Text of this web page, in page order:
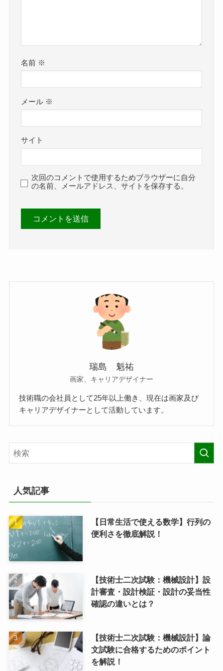
名前 ※
メール ※
サイト
次回のコメントで使用するためブラウザーに自分
の名前、メールアドレス、サイトを保存する。
瑞島 魁祐
画家、キャリアデザイナー
技術職の会社員として25年以上働き、現在は画家及び
キャリアデザイナーとして活動しています。
人気記事
【日常生活で使える数学】行列の
便利さを徹底解説！
【技術士二次試験：機械設計】設
計審査・設計検証・設計の妥当性
確認の違いとは？
【技術士二次試験：機械設計】論
文試験に合格するためのポイント
を解説！